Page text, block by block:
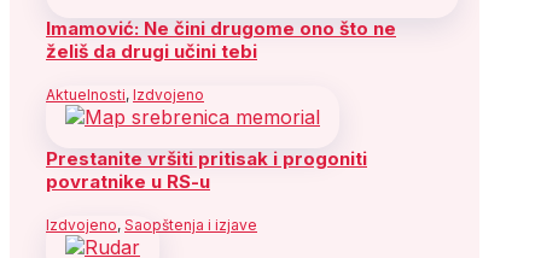
Imamović: Ne čini drugome ono što ne
želiš da drugi učini tebi
Aktuelnosti, Izdvojeno
Prestanite vršiti pritisak i progoniti
povratnike u RS-u
Izdvojeno, Saopštenja i izjave